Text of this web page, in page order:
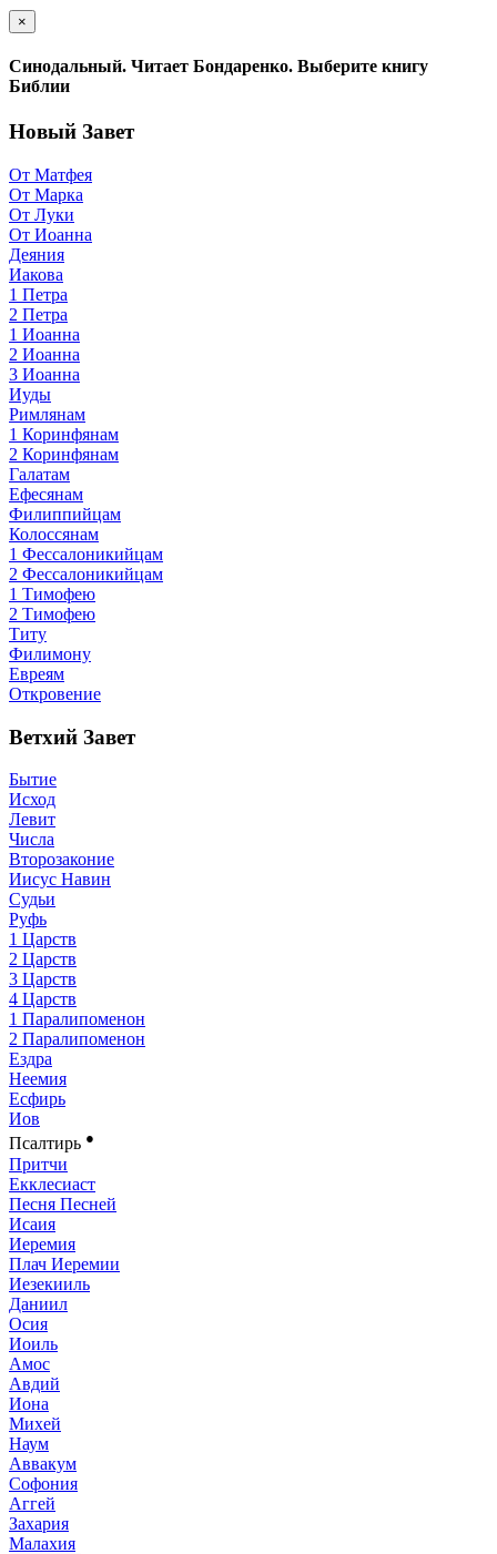
×
Синодальный. Читает Бондаренко. Выберите книгу
Библии
Новый Завет
От Матфея
От Марка
От Луки
От Иоанна
Деяния
Иакова
1 Петра
2 Петра
1 Иоанна
2 Иоанна
3 Иоанна
Иуды
Римлянам
1 Коринфянам
2 Коринфянам
Галатам
Ефесянам
Филиппийцам
Колоссянам
1 Фессалоникийцам
2 Фессалоникийцам
1 Тимофею
2 Тимофею
Титу
Филимону
Евреям
Откровение
Ветхий Завет
Бытие
Исход
Левит
Числа
Второзаконие
Иисус Навин
Судьи
Руфь
1 Царств
2 Царств
3 Царств
4 Царств
1 Паралипоменон
2 Паралипоменон
Ездра
Неемия
Есфирь
Иов
Псалтирь ●
Притчи
Екклесиаст
Песня Песней
Исаия
Иеремия
Плач Иеремии
Иезекииль
Даниил
Осия
Иоиль
Амос
Авдий
Иона
Михей
Наум
Аввакум
Софония
Аггей
Захария
Малахия